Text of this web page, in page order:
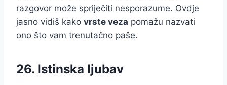
razgovor može spriječiti nesporazume. Ovdje
jasno vidiš kako vrste veza pomažu nazvati
ono što vam trenutačno paše.
26. Istinska ljubav